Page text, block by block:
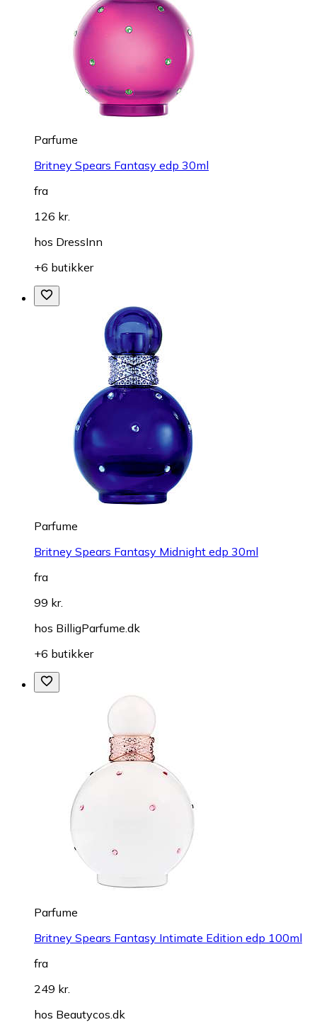
Parfume
Britney Spears Fantasy edp 30ml
fra
126 kr.
hos DressInn
+6 butikker
Parfume
Britney Spears Fantasy Midnight edp 30ml
fra
99 kr.
hos BilligParfume.dk
+6 butikker
Parfume
Britney Spears Fantasy Intimate Edition edp 100ml
fra
249 kr.
hos Beautycos.dk